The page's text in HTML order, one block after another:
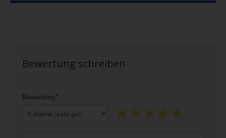
Bewertung schreiben
Bewertung*